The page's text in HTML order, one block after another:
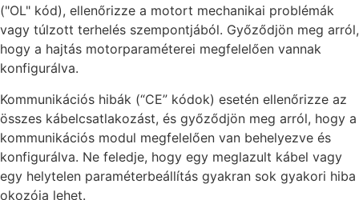
("OL" kód), ellenőrizze a motort mechanikai problémák
vagy túlzott terhelés szempontjából. Győződjön meg arról,
hogy a hajtás motorparaméterei megfelelően vannak
konfigurálva.
Kommunikációs hibák (“CE” kódok) esetén ellenőrizze az
összes kábelcsatlakozást, és győződjön meg arról, hogy a
kommunikációs modul megfelelően van behelyezve és
konfigurálva. Ne feledje, hogy egy meglazult kábel vagy
egy helytelen paraméterbeállítás gyakran sok gyakori hiba
okozója lehet.